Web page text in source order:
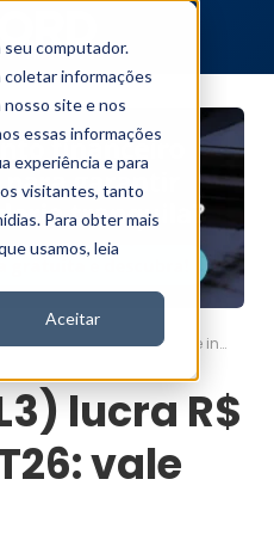
seu computador.
coletar informações
site e nos
essas informações
experiência e para
visitantes, tanto
Para obter mais
usamos, leia
Aceitar
R$ 266 mi no 1T26: vale investir?
lucra R$
vale